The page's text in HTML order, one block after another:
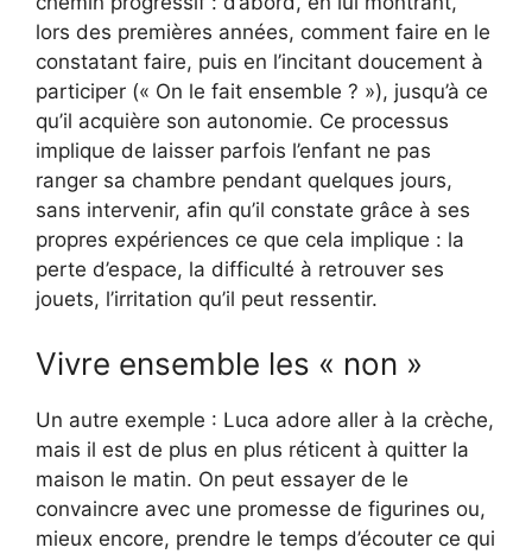
lors des premières années, comment faire en le
constatant faire, puis en l’incitant doucement à
participer (« On le fait ensemble ? »), jusqu’à ce
qu’il acquière son autonomie. Ce processus
implique de laisser parfois l’enfant ne pas
ranger sa chambre pendant quelques jours,
sans intervenir, afin qu’il constate grâce à ses
propres expériences ce que cela implique : la
perte d’espace, la difficulté à retrouver ses
jouets, l’irritation qu’il peut ressentir.
Vivre ensemble les « non »
Un autre exemple : Luca adore aller à la crèche,
mais il est de plus en plus réticent à quitter la
maison le matin. On peut essayer de le
convaincre avec une promesse de figurines ou,
mieux encore, prendre le temps d’écouter ce qui